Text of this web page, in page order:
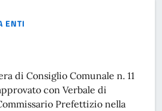
ENTI
di Consiglio Comunale n. 11
con Verbale di
Prefettizio nella